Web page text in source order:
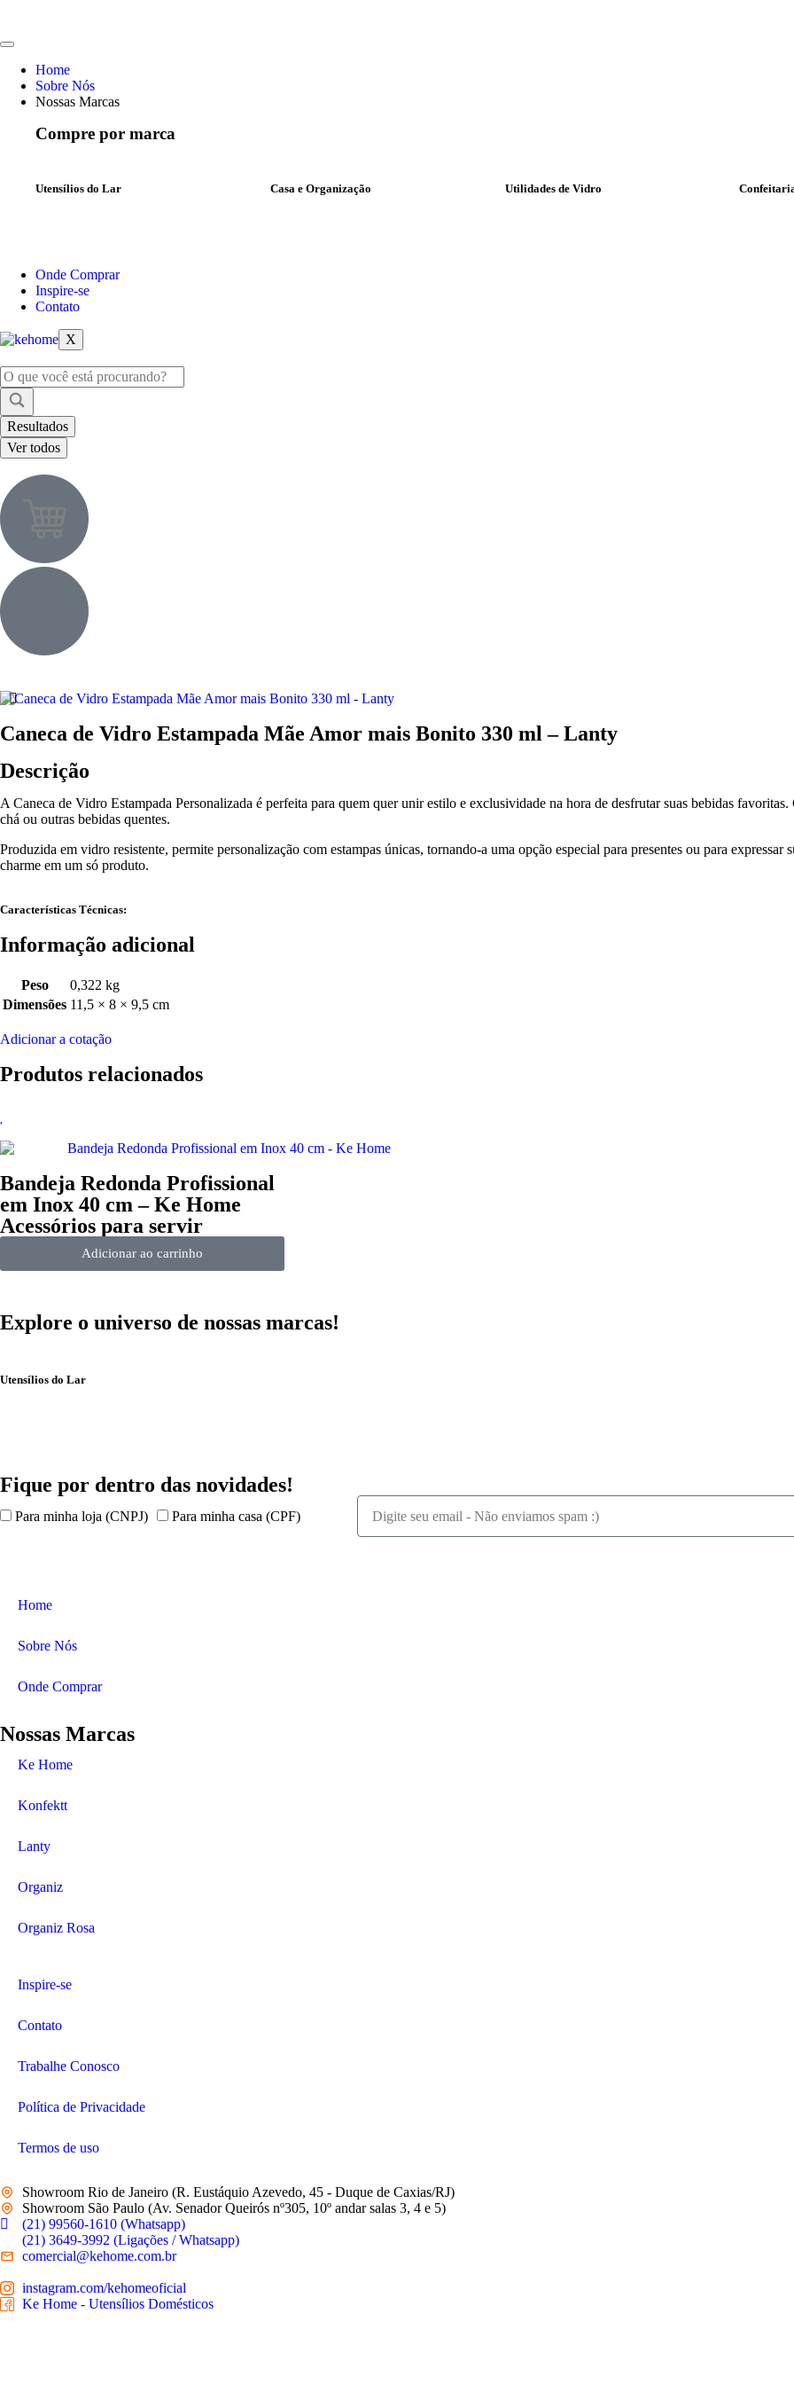
Home
Sobre Nós
Nossas Marcas
Compre por marca
Utensílios do Lar Casa e Organização Utilidades de Vidro
Onde Comprar
Inspire-se
Contato
X
Resultados
Ver todos
Caneca de Vidro Estampada Mãe Amor mais Bonito 330 ml – Lanty
Descrição
A Caneca de Vidro Estampada Personalizada é perfeita para quem quer unir estilo e exclusividade na hora de desfrutar suas bebidas
chá ou outras bebidas quentes.
Produzida em vidro resistente, permite personalização com estampas únicas, tornando-a uma opção especial para presentes ou para
charme em um só produto.
Características Técnicas:
Informação adicional
Peso
0,322 kg
Dimensões 11,5 × 8 × 9,5 cm
Adicionar a cotação
Produtos relacionados
Bandeja Redonda Profissional
em Inox 40 cm – Ke Home
Acessórios para servir
Adicionar ao carrinho
Explore o universo de nossas marcas!
Utensílios do Lar
Fique por dentro das novidades!
Para minha loja (CNPJ) Para minha casa (CPF)
Home
Sobre Nós
Onde Comprar
Nossas Marcas
Ke Home
Konfektt
Lanty
Organiz
Organiz Rosa
Inspire-se
Contato
Trabalhe Conosco
Política de Privacidade
Termos de uso
Showroom Rio de Janeiro (R. Eustáquio Azevedo, 45 - Duque de Caxias/RJ)
Showroom São Paulo (Av. Senador Queirós nº305, 10º andar salas 3, 4 e 5)
(21) 99560-1610 (Whatsapp)
(21) 3649-3992 (Ligações / Whatsapp)
comercial@kehome.com.br
instagram.com/kehomeoficial
Ke Home - Utensílios Domésticos